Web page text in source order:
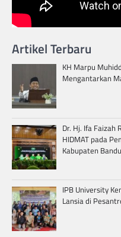
Artikel Terbaru
KH Marpu
Mengantarkan
Dr. Hj. Ifa Faizah
HIDMAT pada
Kabupaten
IPB University
Lansia di